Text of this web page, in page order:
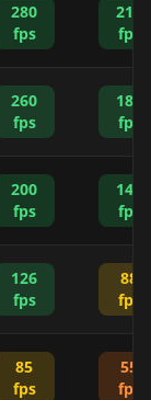
280
fps
210
fps
260
fps
186
fps
200
fps
145
fps
126
fps
88
fps
85
fps
55
fps